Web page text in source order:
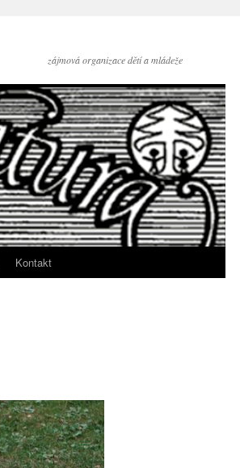
zájmová organizace dětí a mládeže
Kontakt